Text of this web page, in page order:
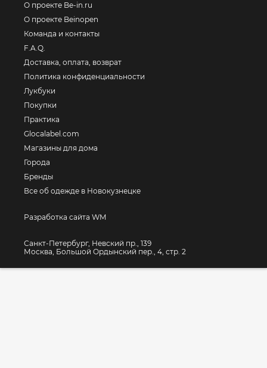
О проекте Be-in.ru
О проекте Beinopen
Команда и контакты
F.A.Q.
Доставка, оплата, возврат
Политика конфиденциальности
Лукбуки
Покупки
Практика
Glocalabel.com
Магазины для дома
Города
Бренды
Все об одежде в Новокузнецке
Разработка сайта WM
Санкт-Петербург, Невский пр., 139
Москва, Большой Ордынский пер., 4, стр. 2